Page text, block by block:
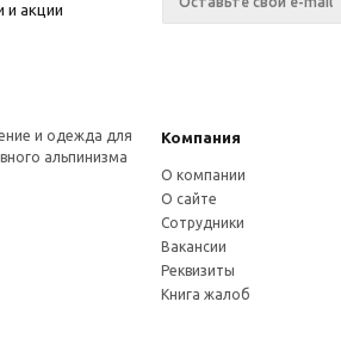
и акции
и одежда для
альпинизма
Компания
О компании
О сайте
Сотрудники
Вакансии
Реквизиты
Книга жалоб